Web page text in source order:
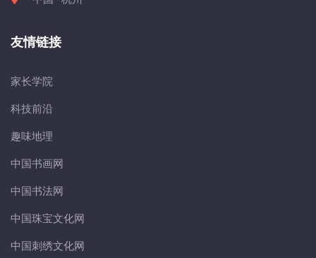
友情链接
家长学院
科技前沿
趣味地理
中国书画网
中国书法网
中国珠宝文化网
中国刺绣文化网